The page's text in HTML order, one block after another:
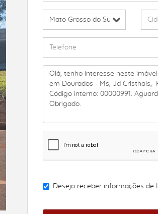
Desejo receber informações de